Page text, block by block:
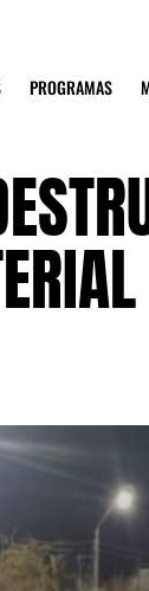
PROGRAMAS